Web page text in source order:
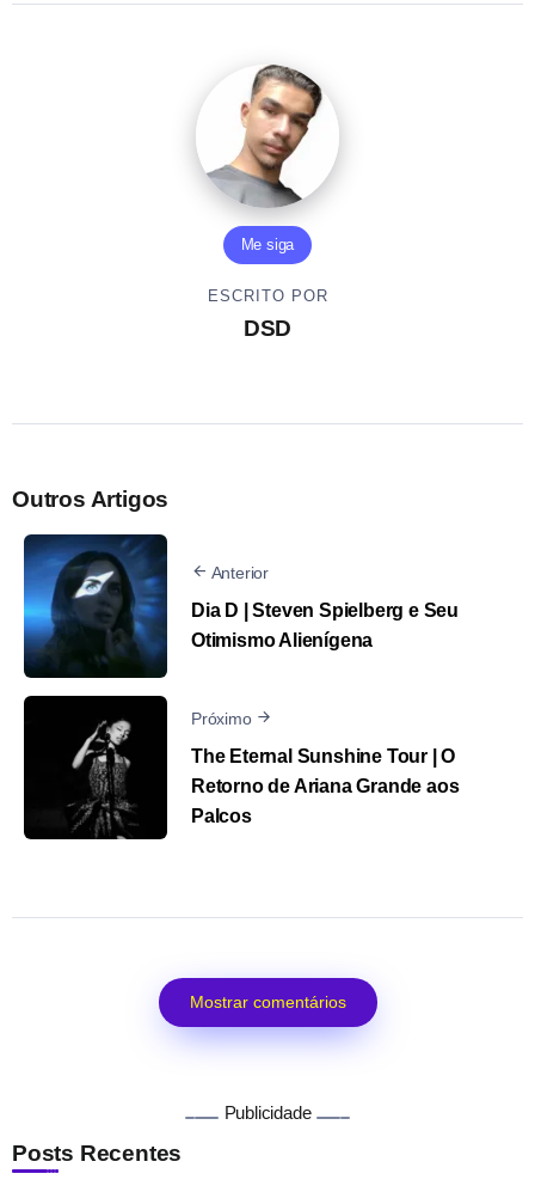
Me siga
ESCRITO POR
DSD
Outros Artigos
Anterior
Dia D | Steven Spielberg e Seu
Otimismo Alienígena
Próximo
The Eternal Sunshine Tour | O
Retorno de Ariana Grande aos
Palcos
Mostrar comentários
Publicidade
Posts Recentes